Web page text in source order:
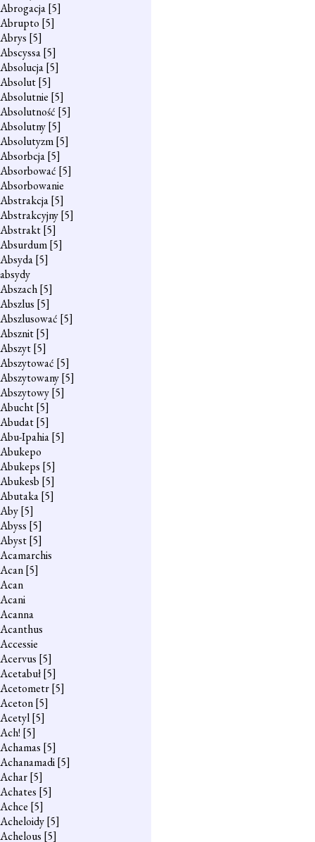
Abrogacja[5]
Abrupto [5]
Abrys [5]
Abscyssa[5]
Absolucja[5]
Absolut[5]
Absolutnie [5]
Absolutność [5]
Absolutny[5]
Absolutyzm[5]
Absorbcja[5]
Absorbować [5]
Absorbowanie
Abstrakcja[5]
Abstrakcyjny[5]
Abstrakt[5]
Absurdum[5]
Absyda[5]
absydy
Abszach[5]
Abszlus [5]
Abszlusować [5]
Absznit[5]
Abszyt[5]
Abszytować [5]
Abszytowany[5]
Abszytowy[5]
Abucht[5]
Abudat[5]
Abu-Ipahia[5]
Abukepo
Abukeps [5]
Abukesb [5]
Abutaka[5]
Aby[5]
Abyss [5]
Abyst[5]
Acamarchis
Acan[5]
Acan
Acani
Acanna
Acanthus
Accessie
Acervus [5]
Acetabuł[5]
Acetometr[5]
Aceton[5]
Acetyl[5]
Ach! [5]
Achamas [5]
Achanamadi[5]
Achar[5]
Achates [5]
Achce [5]
Acheloidy[5]
Achelous [5]